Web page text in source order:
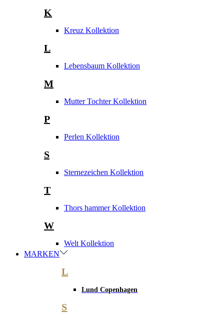
K
Kreuz Kollektion
L
Lebensbaum Kollektion
M
Mutter Tochter Kollektion
P
Perlen Kollektion
S
Sternezeichen Kollektion
T
Thors hammer Kollektion
W
Welt Kollektion
MARKEN
L
Lund Copenhagen
S